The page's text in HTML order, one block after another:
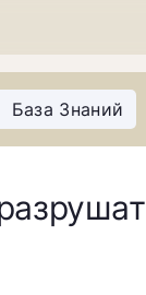
База Знаний